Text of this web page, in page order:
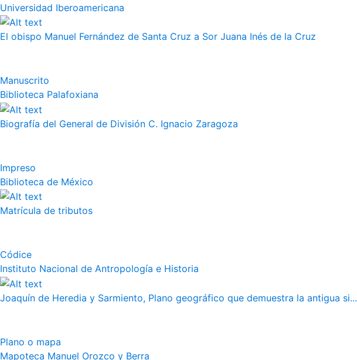
Universidad Iberoamericana
El obispo Manuel Fernández de Santa Cruz a Sor Juana Inés de la Cruz
Manuscrito
Biblioteca Palafoxiana
Biografía del General de División C. Ignacio Zaragoza
Impreso
Biblioteca de México
Matrícula de tributos
Códice
Instituto Nacional de Antropología e Historia
Joaquín de Heredia y Sarmiento, Plano geográfico que demuestra la antigua si...
Plano o mapa
Mapoteca Manuel Orozco y Berra